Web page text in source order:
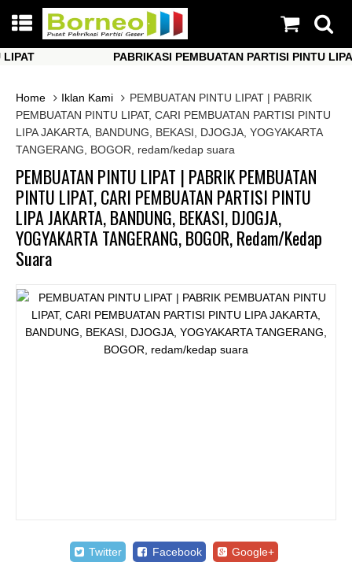
PABRIKASI PEMBUATAN PARTISI PINTU LIPAT
Home
Iklan Kami
PEMBUATAN PINTU LIPAT | PABRIK
PEMBUATAN PINTU LIPAT, CARI PEMBUATAN PARTISI PINTU
LIPA JAKARTA, BANDUNG, BEKASI, DJOGJA, YOGYAKARTA
TANGERANG, BOGOR, redam/kedap suara
PEMBUATAN PINTU LIPAT | PABRIK PEMBUATAN
PINTU LIPAT, CARI PEMBUATAN PARTISI PINTU
LIPA JAKARTA, BANDUNG, BEKASI, DJOGJA,
YOGYAKARTA TANGERANG, BOGOR, Redam/kedap
Suara
Twitter Facebook Google+